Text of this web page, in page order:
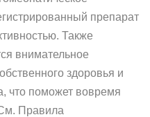
препарат
Также
внимательное
здоровья и
что поможет вовремя
Правила